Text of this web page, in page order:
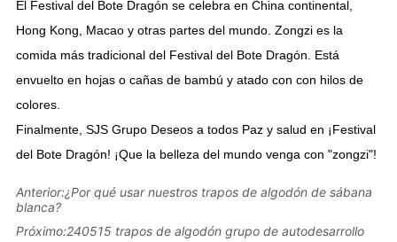
Anterior:¿Por qué usar nuestros trapos de algodón de sábana
blanca?
Próximo:240515 trapos de algodón grupo de autodesarrollo